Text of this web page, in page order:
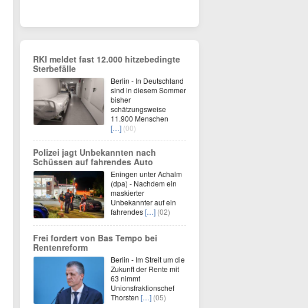
RKI meldet fast 12.000 hitzebedingte
Sterbefälle
Berlin - In Deutschland
sind in diesem Sommer
bisher
schätzungsweise
11.900 Menschen
[…] (00)
Polizei jagt Unbekannten nach
Schüssen auf fahrendes Auto
Eningen unter Achalm
(dpa) - Nachdem ein
maskierter
Unbekannter auf ein
fahrendes[…] (02)
Frei fordert von Bas Tempo bei
Rentenreform
Berlin - Im Streit um die
Zukunft der Rente mit
63 nimmt
Unionsfraktionschef
Thorsten […] (05)